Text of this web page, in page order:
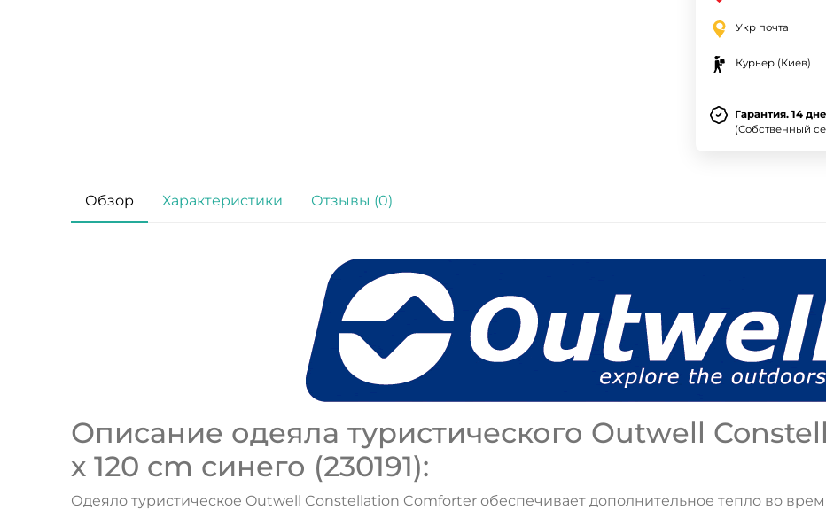
Укр почта
Курьер (Киев)
Гарантия. 14
(Собственный
Обзор Характеристики Отзывы (0)
Описание одеяла туристического Outwell
х 120 cm синего (230191):
Одеяло туристическое Outwell Constellation Comforter обеспечивает дополнительное тепло во